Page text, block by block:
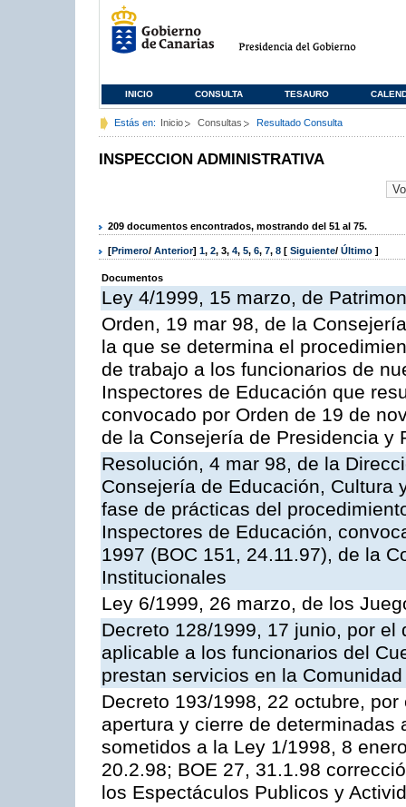
INICIO CONSULTA TESAURO
Estás en: Inicio Consultas Resultado Consulta
INSPECCION ADMINISTRATIVA
209 documentos encontrados, mostrando del 51 al 75.
[Primero/ Anterior] 1, 2, 3, 4, 5, 6, 7, 8 [ Siguiente/ Último ]
Documentos
Ley 4/1999, 15 marzo, de
Orden, 19 mar 98, de la
la que se determina el
de trabajo a los funcionarios de
Inspectores de Educación que
convocado por Orden de 19 de
de la Consejería de Presidencia y
Resolución, 4 mar 98, de la
Consejería de Educación, Cultura
fase de prácticas del
Inspectores de Educación,
1997 (BOC 151, 24.11.97), de la
Institucionales
Ley 6/1999, 26 marzo, de los
Decreto 128/1999, 17 junio, por
aplicable a los funcionarios del
prestan servicios en la
Decreto 193/1998, 22 octubre,
apertura y cierre de
sometidos a la Ley 1/1998, 8
20.2.98; BOE 27, 31.1.98
los Espectáculos Publicos y